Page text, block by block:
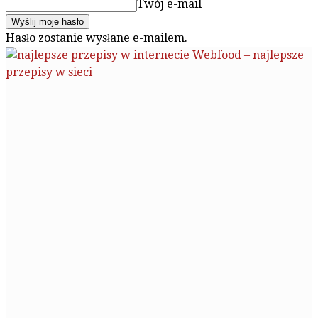
Twój e-mail
Hasło zostanie wysłane e-mailem.
Webfood – najlepsze
przepisy w sieci